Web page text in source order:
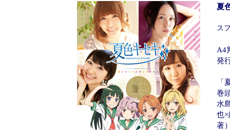
夏
ス
A4
発
「
巻
水
也
著